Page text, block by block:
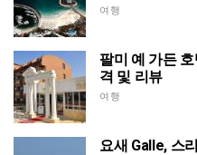
여행
팔미 예 가든
격 및 리뷰
여행
요새 Galle, 스